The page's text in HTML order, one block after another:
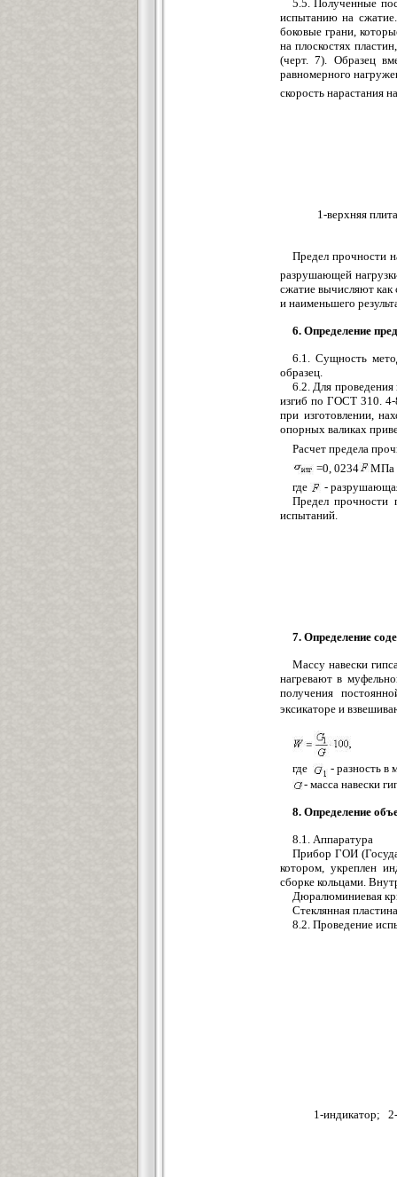
5.5. Полученные
испытанию на
боковые грани,
на плоскостях
(черт. 7). Образец
равномерного
скорость нарастания
1-верхняя
Предел прочности
разрушающей
сжатие вычисляют как
и наименьшего
6. Определение
6.1. Сущность
образец.
6.2. Для
изгиб по ГОСТ 310. 4-
при изготовлении,
опорных валиках
Расчет предела
=0, 0234
МПа
где
-
Предел прочности
испытаний.
7. Определение
Массу навески
нагревают в
получения
эксикаторе и
где
- разность в
- масса навески
8. Определение
8.1. Аппаратура
Прибор ГОИ
котором, укреплен
сборке кольцами.
Дюралюминиевая
Стеклянная
8.2. Проведение
1-индикатор;